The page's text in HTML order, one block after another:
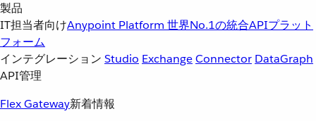
製品
IT担当者向けAnypoint Platform 世界No.1の統合APIプラット
フォーム
インテグレーション Studio ExchangeConnector DataGraph
API管理
Flex Gateway新着情報